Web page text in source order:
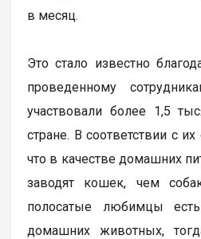
в месяц.
Это стало известно
проведенному
участвовали более 1,5
стране. В соответствии с
что в качестве домашних
заводят кошек, чем
полосатые любимцы
домашних животных,